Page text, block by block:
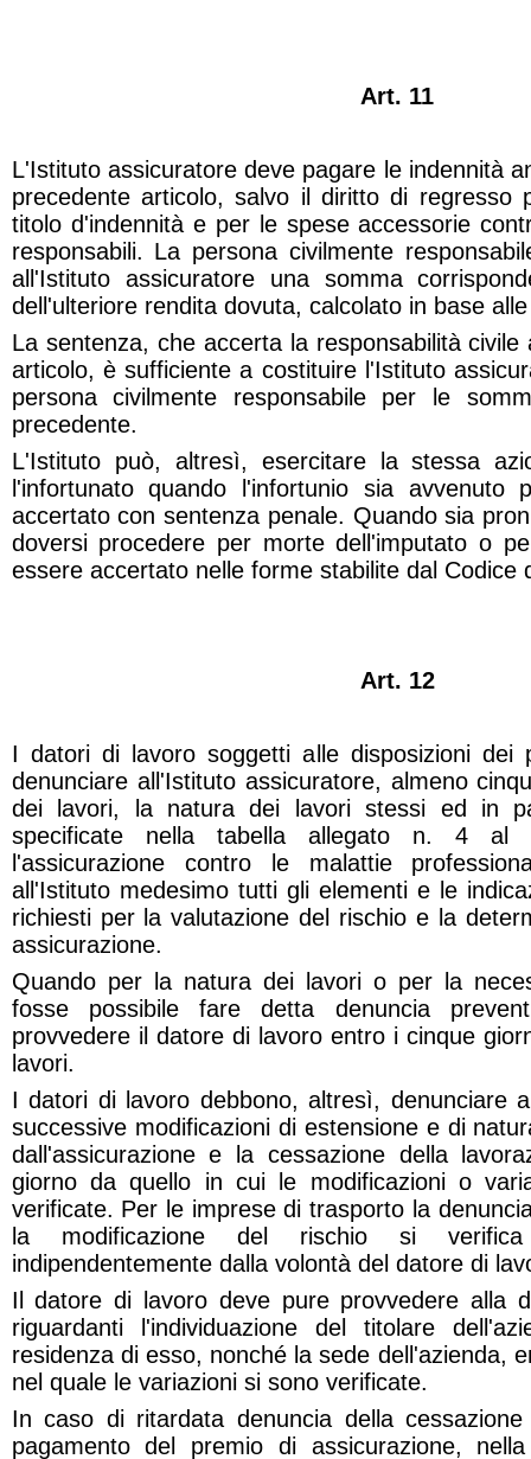
Art. 11
L'Istituto assicuratore deve pagare le indennità
precedente articolo, salvo il diritto di regresso
titolo d'indennità e per le spese accessorie
responsabili. La persona civilmente
all'Istituto assicuratore una somma
dell'ulteriore rendita dovuta, calcolato in base
La sentenza, che accerta la responsabilità
articolo, è sufficiente a costituire l'Istituto
persona civilmente responsabile per le
precedente.
L'Istituto può, altresì, esercitare la stessa
l'infortunato quando l'infortunio sia avvenuto
accertato con sentenza penale. Quando sia
doversi procedere per morte dell'imputato o
essere accertato nelle forme stabilite dal Codice
Art. 12
I datori di lavoro soggetti alle disposizioni dei
denunciare all'Istituto assicuratore, almeno
dei lavori, la natura dei lavori stessi ed in
specificate nella tabella allegato n. 4 al
l'assicurazione contro le malattie
all'Istituto medesimo tutti gli elementi e le
richiesti per la valutazione del rischio e la
assicurazione.
Quando per la natura dei lavori o per la
fosse possibile fare detta denuncia
provvedere il datore di lavoro entro i cinque
lavori.
I datori di lavoro debbono, altresì, denunciare
successive modificazioni di estensione e di
dall'assicurazione e la cessazione della
giorno da quello in cui le modificazioni o
verificate. Per le imprese di trasporto la
la modificazione del rischio si
indipendentemente dalla volontà del datore di
Il datore di lavoro deve pure provvedere alla
riguardanti l'individuazione del titolare
residenza di esso, nonché la sede dell'azienda,
nel quale le variazioni si sono verificate.
In caso di ritardata denuncia della
pagamento del premio di assicurazione,